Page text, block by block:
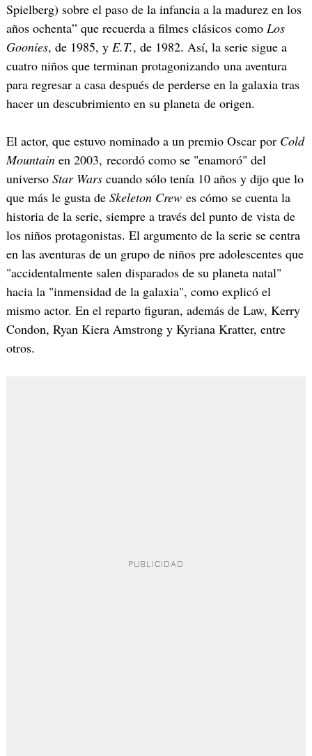
Spielberg) sobre el paso de la infancia a la madurez en los
años ochenta” que recuerda a filmes clásicos como Los
Goonies, de 1985, y E.T., de 1982. Así, la serie sigue a
cuatro niños que terminan protagonizando una aventura
para regresar a casa después de perderse en la galaxia tras
hacer un descubrimiento en su planeta de origen.​
El actor, que estuvo nominado a un premio Oscar por Cold
Mountainen 2003, recordó como se "enamoró" del
universo Star Warscuando sólo tenía 10 años y dijo que lo
que más le gusta de Skeleton Crewes cómo se cuenta la
historia de la serie, siempre a través del punto de vista de
los niños protagonistas. El argumento de la serie se centra
en las aventuras de un grupo de niños pre adolescentes que
"accidentalmente salen disparados de su planeta natal"
hacia la "inmensidad de la galaxia", como explicó el
mismo actor. En el reparto figuran, además de Law, Kerry
Condon, Ryan Kiera Amstrong y Kyriana Kratter, entre
otros.